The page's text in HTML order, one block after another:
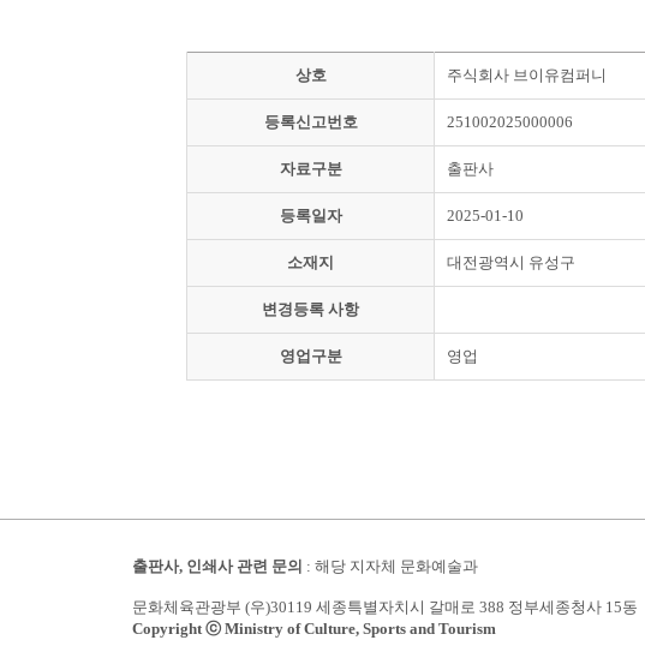
상호 주식회사 브이유컴퍼니
등록신고번호 251002025000006
자료구분 출판사
등록일자 2025-01-10
소재지 대전광역시 유성구
변경등록 사항
영업구분 영업
출판사, 인쇄사 관련 문의 : 해당 지자체 문화예술과
문화체육관광부 (우)30119 세종특별자치시 갈매로 388 정부세종청사 15동
Copyright ⓒ Ministry of Culture, Sports and Tourism